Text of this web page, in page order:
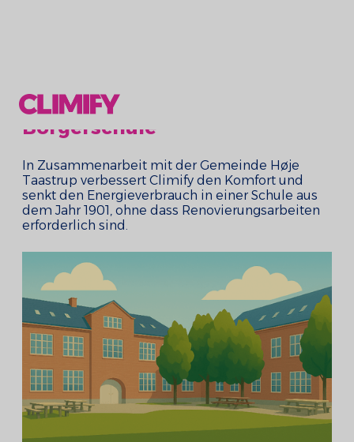
Borgerschule
In Zusammenarbeit mit der Gemeinde Høje
Taastrup verbessert Climify den Komfort und
senkt den Energieverbrauch in einer Schule aus
dem Jahr 1901, ohne dass Renovierungsarbeiten
erforderlich sind.